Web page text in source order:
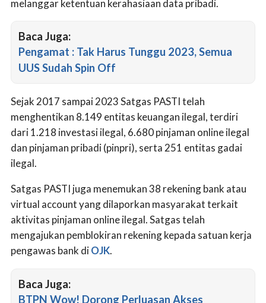
melanggar ketentuan kerahasiaan data pribadi.
Baca Juga:
Pengamat : Tak Harus Tunggu 2023, Semua
UUS Sudah Spin Off
Sejak 2017 sampai 2023 Satgas PASTI telah
menghentikan 8.149 entitas keuangan ilegal, terdiri
dari 1.218 investasi ilegal, 6.680 pinjaman online ilegal
dan pinjaman pribadi (pinpri), serta 251 entitas gadai
ilegal.
Satgas PASTI juga menemukan 38 rekening bank atau
virtual account yang dilaporkan masyarakat terkait
aktivitas pinjaman online ilegal. Satgas telah
mengajukan pemblokiran rekening kepada satuan kerja
pengawas bank diOJK.
Baca Juga:
BTPN Wow! Dorong Perluasan Akses